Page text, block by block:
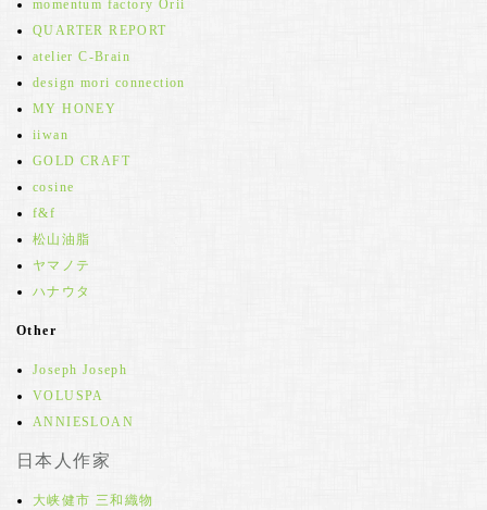
momentum factory Orii
QUARTER REPORT
atelier C-Brain
design mori connection
MY HONEY
iiwan
GOLD CRAFT
cosine
f&f
松山油脂
ヤマノテ
ハナウタ
Other
Joseph Joseph
VOLUSPA
ANNIESLOAN
日本人作家
大峡健市 三和織物